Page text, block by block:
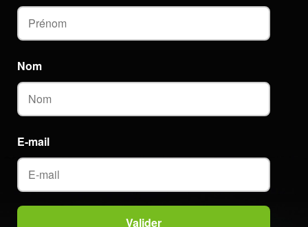
E-mail
Nom